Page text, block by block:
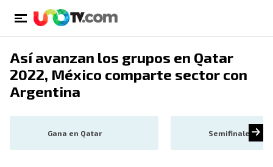
Así avanzan los grupos en Qatar
2022, México comparte sector con
Argentina
Gana en Qatar Semifinales